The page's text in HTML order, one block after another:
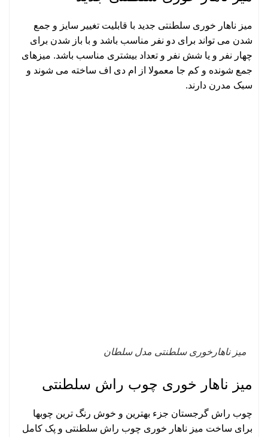
میز ناهار خوری سلطنتی جدید با قابلیت تغییر سایز و جمع
شدن می تواند برای دو نفر مناسب باشد و با باز شدن برای
چهار نفر و یا شش نفر و تعداد بیشتری مناسب باشد. میزهای
جمع شونده و کم جا معمولا از ام دی اف ساخته می شوند و
سبک مدرن دارند.
میز ناهارخوری سلطنتی مدل سلطان
میز ناهار خوری چوب راش سلطنتی
چوب راش گرجستان جزء بهترین و خوش رنگ ترین چوبها
برای ساخت میز ناهار خوری چوب راش سلطنتی و پک کامل